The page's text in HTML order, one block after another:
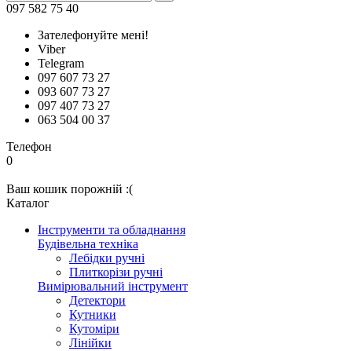
097 582 75 40
Зателефонуйте мені!
Viber
Telegram
097 607 73 27
093 607 73 27
097 407 73 27
063 504 00 37
Телефон
0
Ваш кошик порожній :(
Каталог
Інструменти та обладнання
Будівельна техніка
Лебідки ручні
Плиткорізи ручні
Вимірювальний інструмент
Детектори
Кутники
Кутоміри
Лінійки